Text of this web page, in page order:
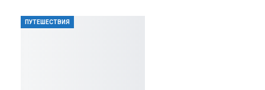
ПУТЕШЕСТВИЯ